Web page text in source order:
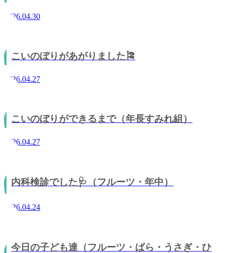
2026.04.30
こいのぼりがあがりました🎏
2026.04.27
こいのぼりができるまで（年長すみれ組）
2026.04.27
内科検診でした🩺（フルーツ・年中）
2026.04.24
今日の子ども達（フルーツ・ばら・うさぎ・ひ